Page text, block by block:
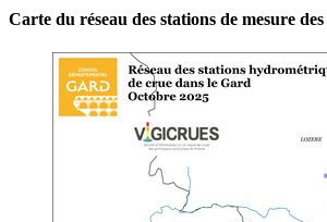
Carte du réseau des stations de mesure